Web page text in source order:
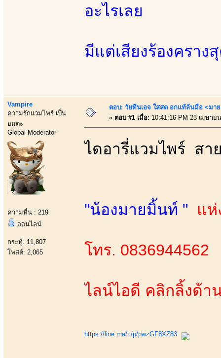
อะไรเลย
มีแต่เสียงร้องครา
Vampire
ความรักแวมไพร์ เป็น
อมตะ
Global Moderator
ความหื่น : 219
ออนไลน์
กระทู้: 11,807
โพสต์: 2,065
ตอบ: วัยทีนเอจ ใสสด อกแท้ล้นมือ <มา
« ตอบ #1 เมื่อ: 10:41:16 PM 23 เมษาย
ไดอารี่แวมไพร์ สา
"น้องมายมิ้นท์ " แห่
โทร. 0836944562​
ไลน์ไอดี คลิกลิ้งด้า
https://line.me/ti/p/pwzGF8XZ83